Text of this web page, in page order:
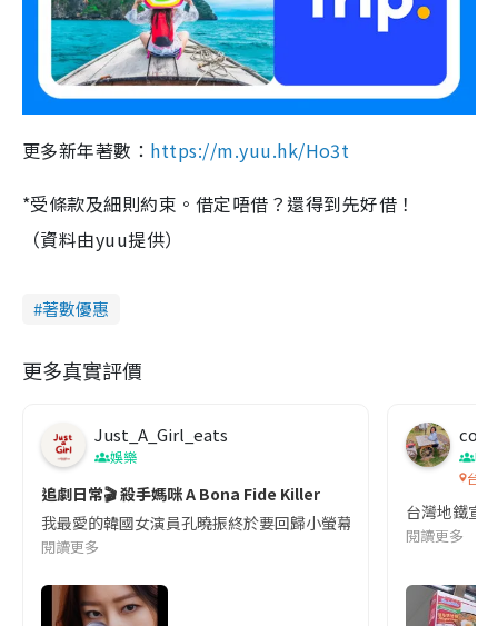
更多新年著數： https://m.yuu.hk/Ho3t
*受條款及細則約束。借定唔借？還得到先好借！
（資料由yuu提供）
著數優惠
更多真實評價
Just_A_Girl_eats
娛樂
追劇日常🎬 殺手媽咪 A Bona Fide Killer
我最愛的韓國女演員孔曉振終於要回歸小螢幕啦!這次的劇本改編
閱讀更多
co
吹
台灣
台灣地鐵宣
閱讀更多